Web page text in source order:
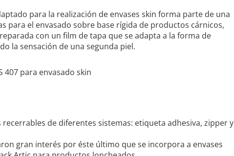
para la realización de envases skin forma parte de una
para el envasado sobre base rígida de productos cárnicos,
con un film de tapa que se adapta a la forma de
la sensación de una segunda piel.
de diferentes sistemas: etiqueta adhesiva, zipper y
gran interés por éste último que se incorpora a envases